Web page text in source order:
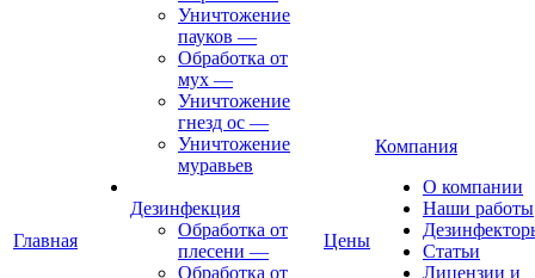
Главная
Уничтожение
пауков —
Обработка от
мух —
Уничтожение
гнезд ос —
Уничтожение
муравьев
Дезинфекция
Обработка от
плесени —
Обработка от
Цены
Компания
О компании
Наши работы
Статьи
Лицензии и